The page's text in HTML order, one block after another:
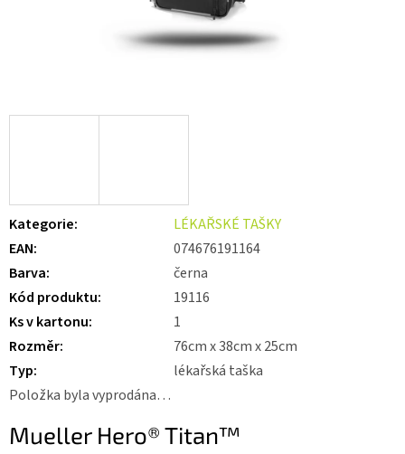
Kategorie:
LÉKAŘSKÉ TAŠKY
EAN:
074676191164
Barva:
černa
Kód produktu:
19116
Ks v kartonu:
1
Rozměr:
76cm x 38cm x 25cm
Typ:
lékařská taška
Položka byla vyprodána…
Mueller Hero® Titan™